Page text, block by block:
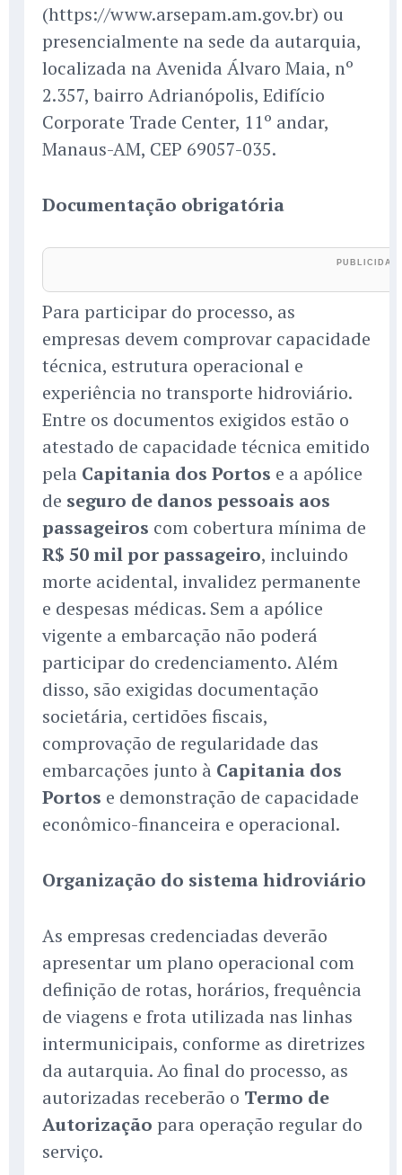
(https://www.arsepam.am.gov.br) ou
presencialmente na sede da autarquia,
localizada na Avenida Álvaro Maia, nº
2.357, bairro Adrianópolis, Edifício
Corporate Trade Center, 11º andar,
Manaus-AM, CEP 69057-035.
Documentação obrigatória
Para participar do processo, as
empresas devem comprovar capacidade
técnica, estrutura operacional e
experiência no transporte hidroviário.
Entre os documentos exigidos estão o
atestado de capacidade técnica emitido
pela Capitania dos Portos e a apólice
de seguro de danos pessoais aos
passageiros com cobertura mínima de
R$ 50 mil por passageiro, incluindo
morte acidental, invalidez permanente
e despesas médicas. Sem a apólice
vigente a embarcação não poderá
participar do credenciamento. Além
disso, são exigidas documentação
societária, certidões fiscais,
comprovação de regularidade das
embarcações junto à Capitania dos
Portos e demonstração de capacidade
econômico-financeira e operacional.
Organização do sistema hidroviário
As empresas credenciadas deverão
apresentar um plano operacional com
definição de rotas, horários, frequência
de viagens e frota utilizada nas linhas
intermunicipais, conforme as diretrizes
da autarquia. Ao final do processo, as
autorizadas receberão o Termo de
Autorização para operação regular do
serviço.